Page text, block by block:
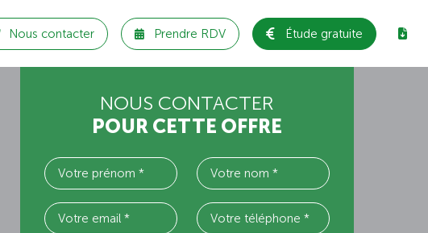
Nous contacter Prendre RDV Étude gratuite
NOUS CONTACTER
POUR CETTE OFFRE